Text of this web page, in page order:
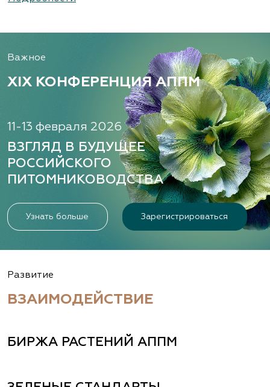
Важное
XIX КОНФЕРЕНЦИЯ АППМ
11-13 февраля 2026
ВЗГЛЯД В БУДУЩЕЕ
РОССИЙСКОГО
ПИТОМНИКОВОДСТВА
Узнать больше Зарегистрироваться
Развитие
ВЗАИМОДЕЙСТВИЕ
БИРЖА РАСТЕНИЙ АППМ